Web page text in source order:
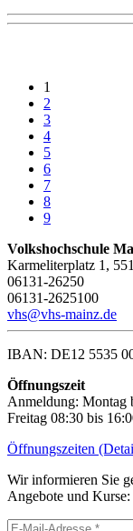
1
2
3
4
5
6
7
8
9
Volkshochschule
Karmeliterplatz 1,
06131-26250
06131-2625100
vhs@vhs-mainz.de
IBAN: DE12 5535
Öffnungszeit
Anmeldung: Montag
Freitag 08:30 bis
Öffnungszeiten
Wir informieren Sie
Angebote und Kurse: